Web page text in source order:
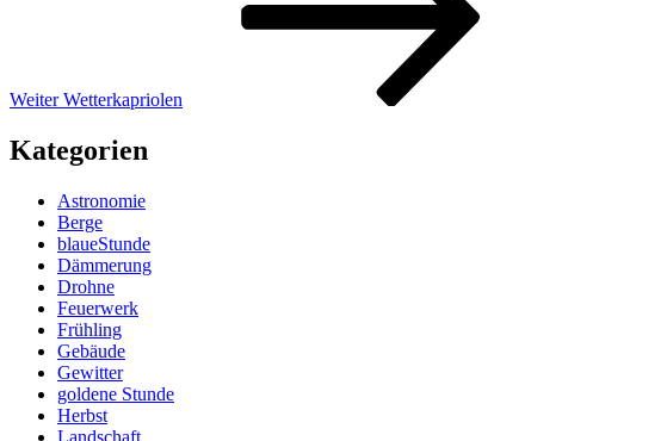
Weiter Wetterkapriolen
Kategorien
Astronomie
Berge
blaueStunde
Dämmerung
Drohne
Feuerwerk
Frühling
Gebäude
Gewitter
goldene Stunde
Herbst
Landschaft